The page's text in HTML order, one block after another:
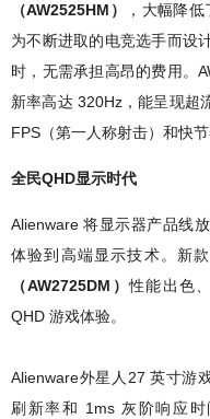
（AW2525HM）
，大幅降
为不断进取的电竞选手而设
时，无需承担高昂的费用。
新率高达 320Hz，能呈现超
FPS（第一人称射击）和快
全民QHD显示时代
Alienware 将显示器产品线
体验到高端显示技术。新款
（AW2725DM）性能出色
QHD 游戏体验。
Alienware外星人27 英寸游
刷新率和 1ms 灰阶响应